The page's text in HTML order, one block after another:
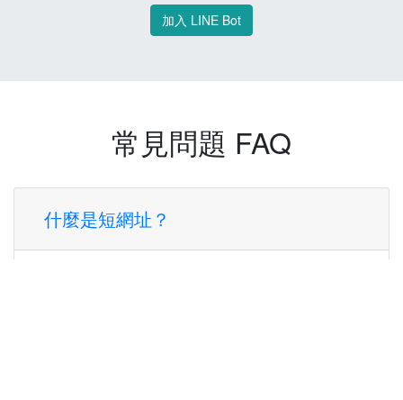
加入 LINE Bot
常見問題 FAQ
什麼是短網址？